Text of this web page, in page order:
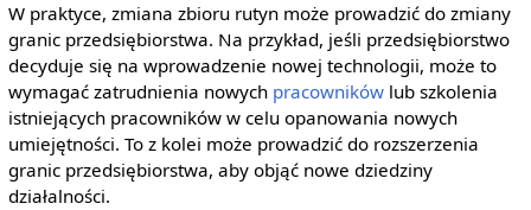
W praktyce, zmiana zbioru rutyn może prowadzić do zmiany
granic przedsiębiorstwa. Na przykład, jeśli przedsiębiorstwo
decyduje się na wprowadzenie nowej technologii, może to
wymagać zatrudnienia nowych pracownikówlub szkolenia
istniejących pracowników w celu opanowania nowych
umiejętności. To z kolei może prowadzić do rozszerzenia
granic przedsiębiorstwa, aby objąć nowe dziedziny
działalności.